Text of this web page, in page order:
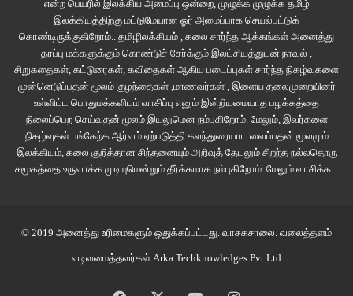
அப்போது வேகமாக ராம் தூக்கி எறியப்பட்டான். அதே விசையில் பாலாவும்
கொஞ்சம் போய் விழுந்தான். எல்லோரும் அதிர்ச்சியில் ஆழ்ந்தனர்.
அப்படி என்னதான் நடந்தது?
தொடரும்…
சிறார் இலக்கியம் சிறார் தொடர்
என்ற பெயரில் இலக்கிய அமைப்பு ஒன்றை, முழுக்க முழுக்க தமிழ்
இலக்கியத்திற்கு மட்டுமேயான ஓர் அமைப்பாக செயல்பட்டுக்
கொண்டிருக்குகிறோம்.. தமிழிலக்கியம் , கலை சார்ந்த ஆக்கங்கள் அனைத்து
தரப்பு மக்களுக்கும் கொண்டுச் சேர்க்கும் இலட்சியத்துடன் நாவல் ,
சிறுகதைகள், கட்டுரைகள், கவிதைகள் ஆகிய படைப்புகள் சார்ந்த நிகழ்வுகளை
முன்னெடுப்பதன் மூலம் குழந்தைகள் ,மாணவர்கள் , இளைய தலைமுறையினர்
உள்ளிட்ட பொதுமக்களிடம் வாசிப்பு எனும் இன்றியமையாத பழக்கத்தை
நிலைப்பெற செய்வதன் மூலம் இயலுமென நம்புகிறோம். மேலும், இவர்களை
நிகழ்வுகள் பங்கேற்க ஆர்வம் ஏற்படுத்தி கலந்துரையாட வைப்பதன் மூலமும்
இலக்கியம், கலை குறித்தான சிந்தனையும் அறிவுத் தேடலும் சிறந்த நல்லதொரு
சமூகத்தை உருவாக்க முடியுமென்றும் தீர்க்கமாக நம்புகிறோம். மேலும் வாசிக்க...
© 2019 அனைத்து உரிமைகளும் ஒதுக்கப்பட்டது. வாசகசாலை . வலைத்தளம்
வடிவமைத்தவர்கள் Arka Techknowledges Pvt Ltd